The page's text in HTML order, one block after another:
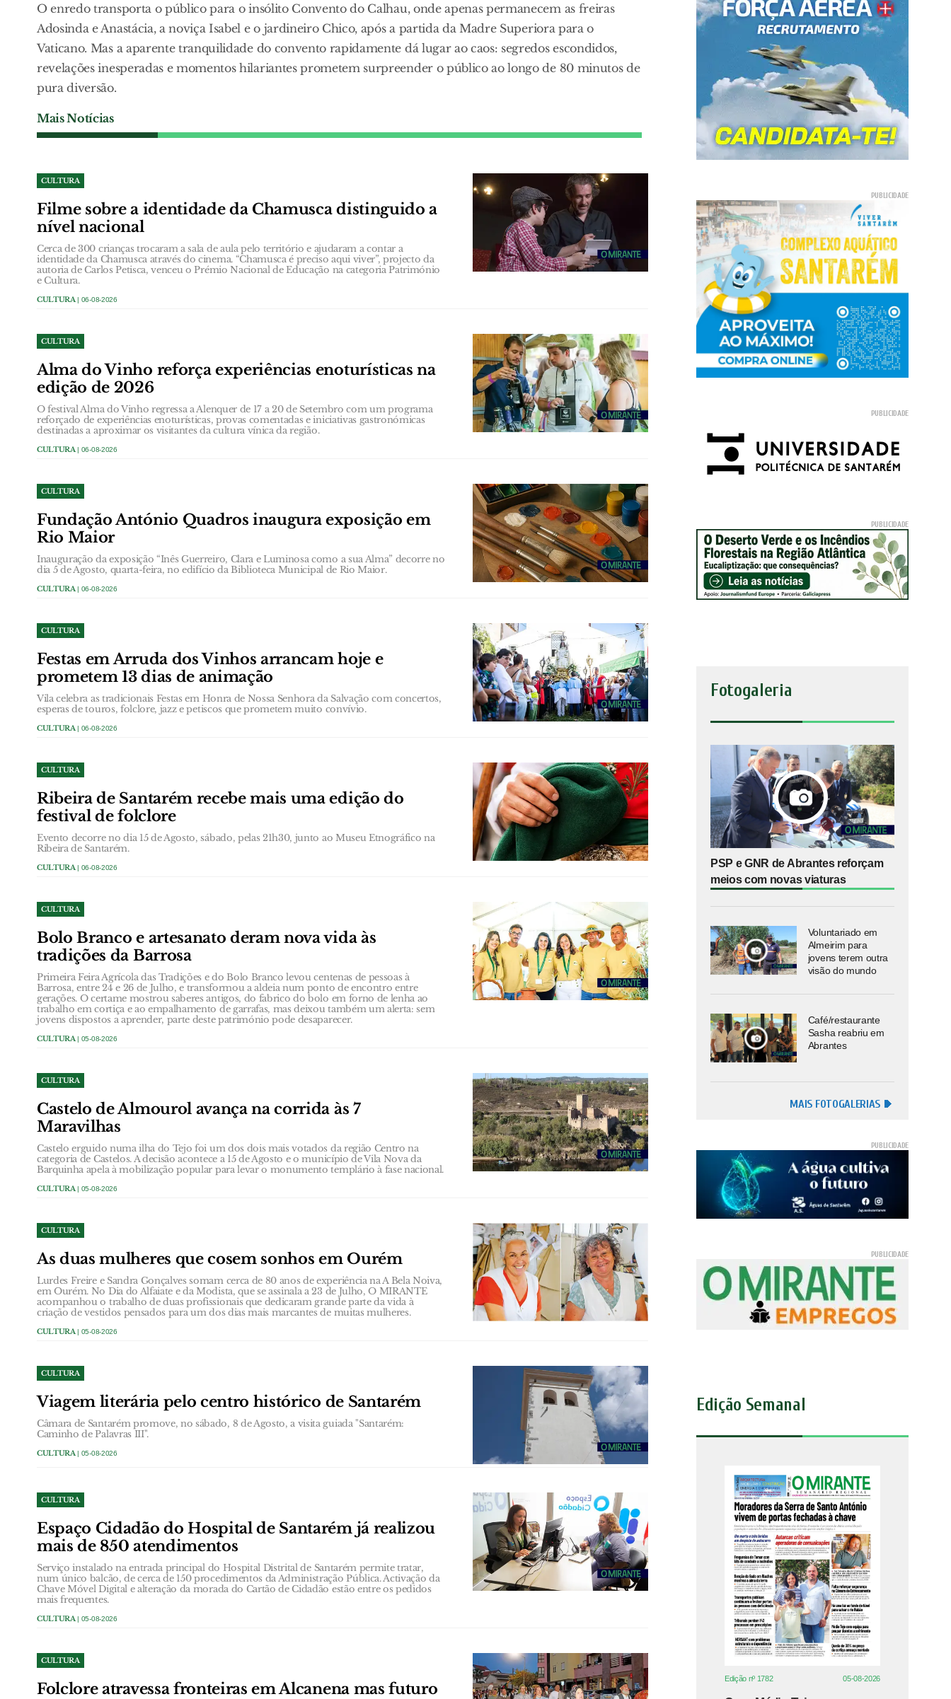
O enredo transporta o público para o insólito Convento do Calhau, onde apenas permanecem as freiras
Adosinda e Anastácia, a noviça Isabel e o jardineiro Chico, após a partida da Madre Superiora para o
Vaticano. Mas a aparente tranquilidade do convento rapidamente dá lugar ao caos: segredos escondidos,
revelações inesperadas e momentos hilariantes prometem surpreender o público ao longo de 80 minutos de
pura diversão.
Mais Notícias
CULTURA
Filme sobre a identidade da Chamusca distinguido a
nível nacional
Cerca de 300 crianças trocaram a sala de aula pelo território e ajudaram a contar a
identidade da Chamusca através do cinema. “Chamusca é preciso aqui viver”, projecto da
autoria de Carlos Petisca, venceu o Prémio Nacional de Educação na categoria Património
e Cultura.
CULTURA | 06-08-2026
CULTURA
Alma do Vinho reforça experiências enoturísticas na
edição de 2026
O festival Alma do Vinho regressa a Alenquer de 17 a 20 de Setembro com um programa
reforçado de experiências enoturísticas, provas comentadas e iniciativas gastronómicas
destinadas a aproximar os visitantes da cultura vínica da região.
CULTURA | 06-08-2026
CULTURA
Fundação António Quadros inaugura exposição em
Rio Maior
Inauguração da exposição “Inês Guerreiro, Clara e Luminosa como a sua Alma” decorre no
dia 5 de Agosto, quarta-feira, no edifício da Biblioteca Municipal de Rio Maior.
CULTURA | 06-08-2026
CULTURA
Festas em Arruda dos Vinhos arrancam hoje e
prometem 13 dias de animação
Vila celebra as tradicionais Festas em Honra de Nossa Senhora da Salvação com concertos,
esperas de touros, folclore, jazz e petiscos que prometem muito convívio.
CULTURA | 06-08-2026
CULTURA
Ribeira de Santarém recebe mais uma edição do
festival de folclore
Evento decorre no dia 15 de Agosto, sábado, pelas 21h30, junto ao Museu Etnográfico na
Ribeira de Santarém.
CULTURA | 06-08-2026
CULTURA
Bolo Branco e artesanato deram nova vida às
tradições da Barrosa
Primeira Feira Agrícola das Tradições e do Bolo Branco levou centenas de pessoas à
Barrosa, entre 24 e 26 de Julho, e transformou a aldeia num ponto de encontro entre
gerações. O certame mostrou saberes antigos, do fabrico do bolo em forno de lenha ao
trabalho em cortiça e ao empalhamento de garrafas, mas deixou também um alerta: sem
jovens dispostos a aprender, parte deste património pode desaparecer.
CULTURA | 05-08-2026
CULTURA
Castelo de Almourol avança na corrida às 7
Maravilhas
Castelo erguido numa ilha do Tejo foi um dos dois mais votados da região Centro na
categoria de Castelos. A decisão acontece a 15 de Agosto e o município de Vila Nova da
Barquinha apela à mobilização popular para levar o monumento templário à fase nacional.
CULTURA | 05-08-2026
CULTURA
As duas mulheres que cosem sonhos em Ourém
Lurdes Freire e Sandra Gonçalves somam cerca de 80 anos de experiência na A Bela Noiva,
em Ourém. No Dia do Alfaiate e da Modista, que se assinala a 23 de Julho, O MIRANTE
acompanhou o trabalho de duas profissionais que dedicaram grande parte da vida à
criação de vestidos pensados para um dos dias mais marcantes de muitas mulheres.
CULTURA | 05-08-2026
CULTURA
Viagem literária pelo centro histórico de Santarém
Câmara de Santarém promove, no sábado, 8 de Agosto, a visita guiada "Santarém:
Caminho de Palavras III".
CULTURA | 05-08-2026
CULTURA
Espaço Cidadão do Hospital de Santarém já realizou
mais de 850 atendimentos
Serviço instalado na entrada principal do Hospital Distrital de Santarém permite tratar,
num único balcão, de cerca de 150 procedimentos da Administração Pública. Activação da
Chave Móvel Digital e alteração da morada do Cartão de Cidadão estão entre os pedidos
mais frequentes.
CULTURA | 05-08-2026
CULTURA
Folclore atravessa fronteiras em Alcanena mas futuro
Fotogaleria
PSP e GNR de Abrantes reforçam
meios com novas viaturas
Voluntariado em
Almeirim para
jovens terem outra
visão do mundo
Café/restaurante
Sasha reabriu em
Abrantes
MAIS FOTOGALERIAS
Edição Semanal
Edição nº 1782 05-08-2026